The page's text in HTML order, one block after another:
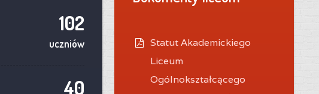
102
uczniów
40
Statut Akademickiego
Liceum
Ogólnokształcącego